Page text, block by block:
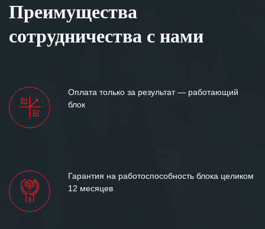
Преимущества
сотрудничества с нами
Оплата только за результат — работающий
блок
Гарантия на работоспособность блока целиком
12 месяцев